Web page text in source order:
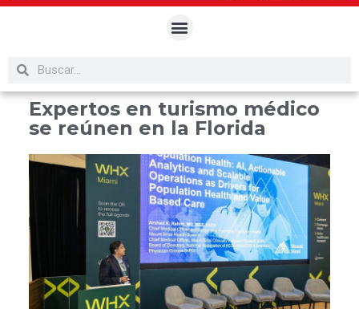
Expertos en turismo médico
se reúnen en la Florida